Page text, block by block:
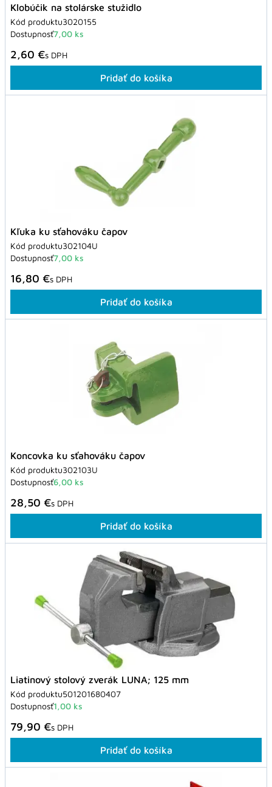
Klobúčik na stolárske stužidlo
Kód produktu3020155
Dostupnosť7,00 ks
2,60 €s DPH
Pridať do košíka
Kľuka ku sťahováku čapov
Kód produktu302104U
Dostupnosť7,00 ks
16,80 €s DPH
Pridať do košíka
Koncovka ku sťahováku čapov
Kód produktu302103U
Dostupnosť6,00 ks
28,50 €s DPH
Pridať do košíka
Liatinový stolový zverák LUNA; 125 mm
Kód produktu501201680407
Dostupnosť1,00 ks
79,90 €s DPH
Pridať do košíka